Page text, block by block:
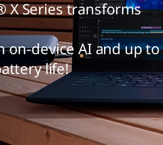
X Series transforms
on-device AI and up to
life!